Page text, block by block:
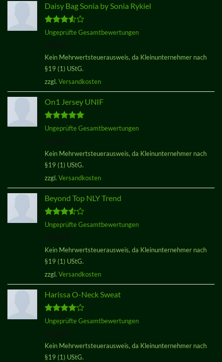
Daisy Bag Sonia by Sonia Rykiel
Bewertet
Ungeprüfte Gesamtbewertungen
Kein Mehrwertsteuerausweis, da Kleinunternehmer nach
§19 (1) UStG.
zzgl. Versandkosten
On1 Jersey UNIF
Bewertet
Ungeprüfte Gesamtbewertungen
Kein Mehrwertsteuerausweis, da Kleinunternehmer nach
§19 (1) UStG.
zzgl. Versandkosten
Beyond Top NLY Trend
Bewertet
Ungeprüfte Gesamtbewertungen
Kein Mehrwertsteuerausweis, da Kleinunternehmer nach
§19 (1) UStG.
zzgl. Versandkosten
Harissa O-Neck Sweat
Bewertet
Ungeprüfte Gesamtbewertungen
Kein Mehrwertsteuerausweis, da Kleinunternehmer nach
§19 (1) UStG.